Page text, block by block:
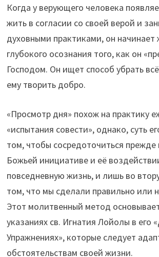
Когда у верующего человека
жить в согласии со своей верой и
духовными практиками, он
глубокого осознания того, как он
Господом. Он ищет способ убрать
ему творить добро.
«Просмотр дня» похож на практику
«испытания совести», однако, суть
том, чтобы сосредоточиться прежде
Божьей инициативе и её
повседневную жизнь, и лишь во
том, что мы сделали правильно или
Этот молитвенный метод
указаниях св. Игнатия Лойолы в его
Упражнениях», которые следует
обстоятельствам своей жизни.